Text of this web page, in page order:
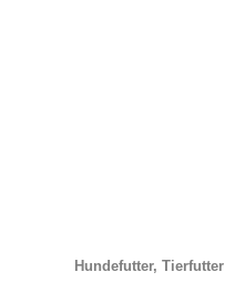
Hundefutter, Tierfutter